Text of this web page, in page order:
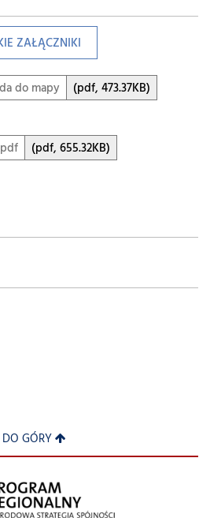
ZAŁĄCZNIKI
do mapy.pdf(pdf, 473.37KB)
(pdf, 655.32KB)
DO GÓRY